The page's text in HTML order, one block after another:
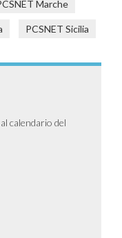
Marche
PCSNET Sicilia
calendario del